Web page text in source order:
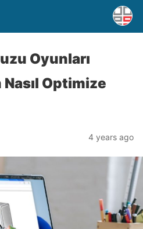
Oyunları
Nasıl Optimize
4 years ago